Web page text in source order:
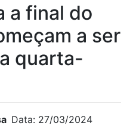
a final do
a ser
quarta-
Data: 27/03/2024